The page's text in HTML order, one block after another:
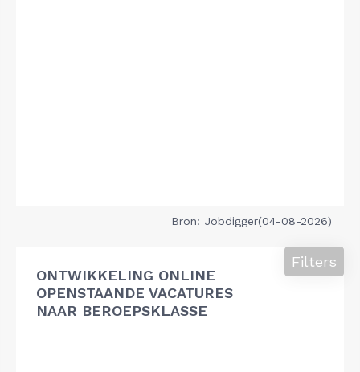
Bron: Jobdigger(04-08-2026)
ONTWIKKELING ONLINE
OPENSTAANDE VACATURES
NAAR BEROEPSKLASSE
Filters